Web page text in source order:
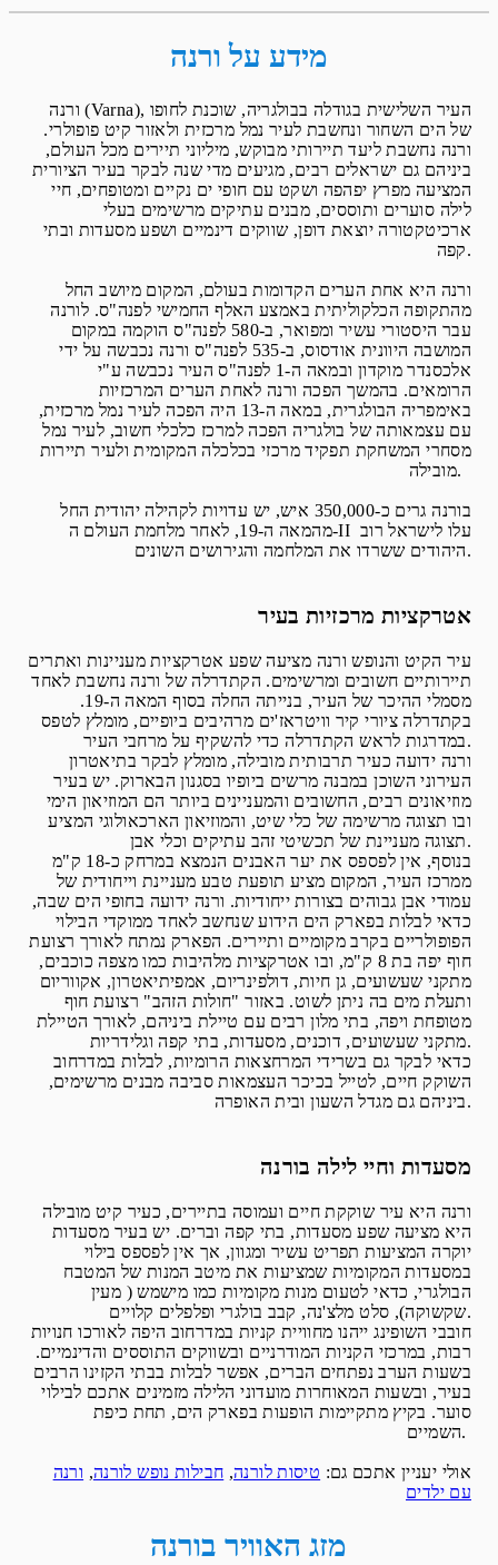
מידע על ורנה
ורנה (Varna), העיר השלישית בגודלה בבולגריה, שוכנת לחופו
של הים השחור ונחשבת לעיר נמל מרכזית ולאזור קיט פופולרי.
ורנה נחשבת ליעד תיירותי מבוקש, מיליוני תיירים מכל העולם,
ביניהם גם ישראלים רבים, מגיעים מדי שנה לבקר בעיר הציורית
המציעה מפרץ יפהפה ושקט עם חופי ים נקיים ומטופחים, חיי
לילה סוערים ותוססים, מבנים עתיקים מרשימים בעלי
ארכיטקטורה יוצאת דופן, שווקים דינמיים ושפע מסעדות ובתי
קפה.
ורנה היא אחת הערים הקדומות בעולם, המקום מיושב החל
מהתקופה הכלקוליתית באמצע האלף החמישי לפנה"ס. לורנה
עבר היסטורי עשיר ומפואר, ב-580 לפנה"ס הוקמה במקום
המושבה היוונית אודסוס, ב-535 לפנה"ס ורנה נכבשה על ידי
אלכסנדר מוקדון ובמאה ה-1 לפנה"ס העיר נכבשה ע"י
הרומאים. בהמשך הפכה ורנה לאחת הערים המרכזיות
באימפריה הבולגרית, במאה ה-13 היה הפכה לעיר נמל מרכזית,
עם עצמאותה של בולגריה הפכה למרכז כלכלי חשוב, לעיר נמל
מסחרי המשחקת תפקיד מרכזי בכלכלה המקומית ולעיר תיירות
מובילה.
בורנה גרים כ-350,000 איש, יש עדויות לקהילה יהודית החל
מהמאה ה-19, לאחר מלחמת העולם ה-II עלו לישראל רוב
היהודים ששרדו את המלחמה והגירושים השונים.
אטרקציות מרכזיות בעיר
עיר הקיט והנופש ורנה מציעה שפע אטרקציות מעניינות ואתרים
תיירותיים חשובים ומרשימים. הקתדרלה של ורנה נחשבת לאחד
מסמלי ההיכר של העיר, בנייתה החלה בסוף המאה ה-19.
בקתדרלה ציורי קיר וויטראז'ים מרהיבים ביופיים, מומלץ לטפס
במדרגות לראש הקתדרלה כדי להשקיף על מרחבי העיר.
ורנה ידועה כעיר תרבותית מובילה, מומלץ לבקר בתיאטרון
העירוני השוכן במבנה מרשים ביופיו בסגנון הבארוק. יש בעיר
מוזיאונים רבים, החשובים והמעניינים ביותר הם המוזיאון הימי
ובו תצוגה מרשימה של כלי שיט, והמוזיאון הארכאולוגי המציע
תצוגה מעניינת של תכשיטי זהב עתיקים וכלי אבן.
בנוסף, אין לפספס את יער האבנים הנמצא במרחק כ-18 ק"מ
ממרכז העיר, המקום מציע תופעת טבע מעניינת וייחודית של
עמודי אבן גבוהים בצורות ייחודיות. ורנה ידועה בחופי הים שבה,
כדאי לבלות בפארק הים הידוע שנחשב לאחד ממוקדי הבילוי
הפופולריים בקרב מקומיים ותיירים. הפארק נמתח לאורך רצועת
חוף יפה בת 8 ק"מ, ובו אטרקציות מלהיבות כמו מצפה כוכבים,
מתקני שעשועים, גן חיות, דולפינריום, אמפיתיאטרון, אקווריום
ותעלת מים בה ניתן לשוט. באזור "חולות הזהב" רצועת חוף
מטופחת ויפה, בתי מלון רבים עם טיילת ביניהם, לאורך הטיילת
מתקני שעשועים, דוכנים, מסעדות, בתי קפה וגלידריות.
כדאי לבקר גם בשרידי המרחצאות הרומיות, לבלות במדרחוב
השוקק חיים, לטייל בכיכר העצמאות סביבה מבנים מרשימים,
ביניהם גם מגדל השעון ובית האופרה.
מסעדות וחיי לילה בורנה
ורנה היא עיר שוקקת חיים ועמוסה בתיירים, כעיר קיט מובילה
היא מציעה שפע מסעדות, בתי קפה וברים. יש בעיר מסעדות
יוקרה המציעות תפריט עשיר ומגוון, אך אין לפספס בילוי
במסעדות המקומיות שמציעות את מיטב המנות של המטבח
הבולגרי, כדאי לטעום מנות מקומיות כמו מישמש ( מעין
שקשוקה), סלט מלצ'נה, קבב בולגרי ופלפלים קלויים.
חובבי השופינג ייהנו מחוויית קניות במדרחוב היפה לאורכו חנויות
רבות, במרכזי הקניות המודרניים ובשווקים התוססים והדינמיים.
בשעות הערב נפתחים הברים, אפשר לבלות בבתי הקזינו הרבים
בעיר, ובשעות המאוחרות מועדוני הלילה מזמינים אתכם לבילוי
סוער. בקיץ מתקיימות הופעות בפארק הים, תחת כיפת
השמיים.
אולי יעניין אתכם גם: טיסות לורנה, חבילות נופש לורנה, ורנה
עם ילדים
מזג האוויר בורנה